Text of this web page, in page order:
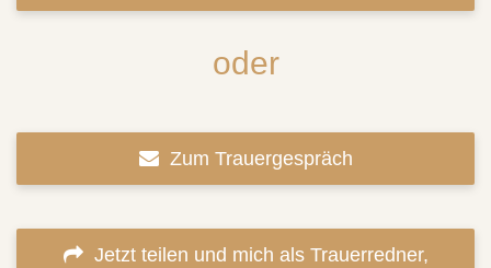
oder
Zum Trauergespräch
Jetzt teilen und mich als Trauerredner,